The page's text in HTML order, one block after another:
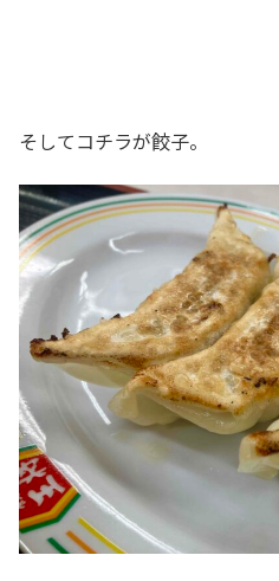
そしてコチラが餃子。